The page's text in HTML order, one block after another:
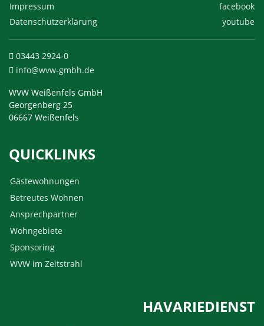
Impressum
facebook
Datenschutzerklärung
youtube
03443 2924-0
info@wvw-gmbh.de
WVW Weißenfels GmbH
Georgenberg 25
06667 Weißenfels
QUICKLINKS
Gästewohnungen
Betreutes Wohnen
Ansprechpartner
Wohngebiete
Sponsoring
WVW im Zeitstrahl
HAVARIEDIENST